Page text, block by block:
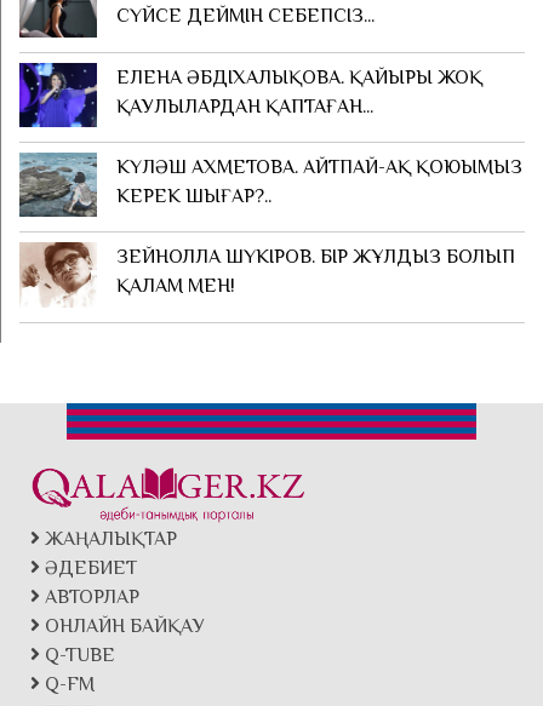
СҮЙСЕ ДЕЙМІН СЕБЕПСІЗ...
ЕЛЕНА ӘБДІХАЛЫҚОВА. ҚАЙЫРЫ ЖОҚ
ҚАУЛЫЛАРДАН ҚАПТАҒАН...
КҮЛӘШ АХМЕТОВА. АЙТПАЙ-АҚ ҚОЮЫМЫЗ
КЕРЕК ШЫҒАР?..
ЗЕЙНОЛЛА ШҮКІРОВ. БІР ЖҰЛДЫЗ БОЛЫП
ҚАЛАМ МЕН!
ЖАҢАЛЫҚТАР
ӘДЕБИЕТ
АВТОРЛАР
ОНЛАЙН БАЙҚАУ
Q-TUBE
Q-FM